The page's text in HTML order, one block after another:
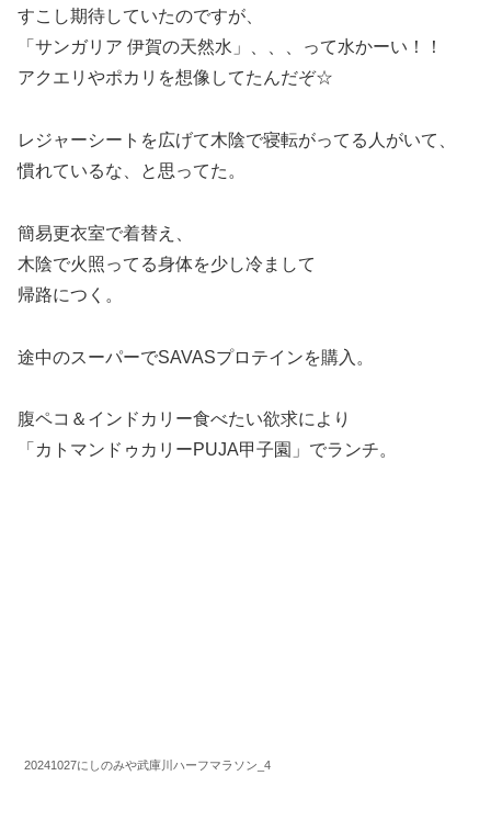
すこし期待していたのですが、
「サンガリア 伊賀の天然水」、、、って水かーい！！
アクエリやポカリを想像してたんだぞ☆
レジャーシートを広げて木陰で寝転がってる人がいて、
慣れているな、と思ってた。
簡易更衣室で着替え、
木陰で火照ってる身体を少し冷まして
帰路につく。
途中のスーパーでSAVASプロテインを購入。
腹ペコ＆インドカリー食べたい欲求により
「カトマンドゥカリーPUJA甲子園」でランチ。
20241027にしのみや武庫川ハーフマラソン_4